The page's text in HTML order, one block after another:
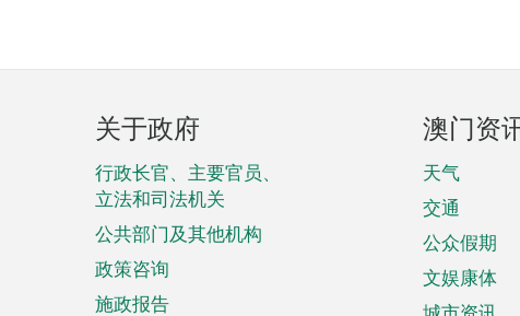
页
脚
菜
单
关于政府
行政长官、主要官员、
立法和司法机关
公共部门及其他机构
政策咨询
施政报告
澳门资
天气
交通
公众假期
文娱康体